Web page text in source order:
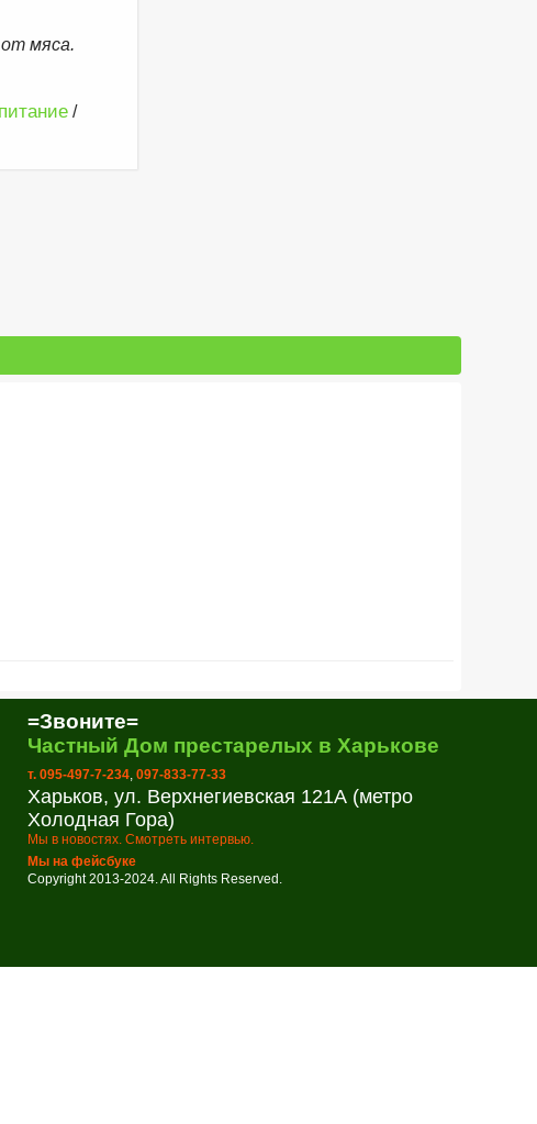
мяса.
/
=Звоните=
Частный Дом престарелых в Харькове
т. 095-497-7-234, 097-833-77-33
Харьков, ул. Верхнегиевская 121А (метро
Холодная Гора)
Мы в новостях. Смотреть интервью.
Мы на фейсбуке
Copyright 2013-2024. All Rights Reserved.